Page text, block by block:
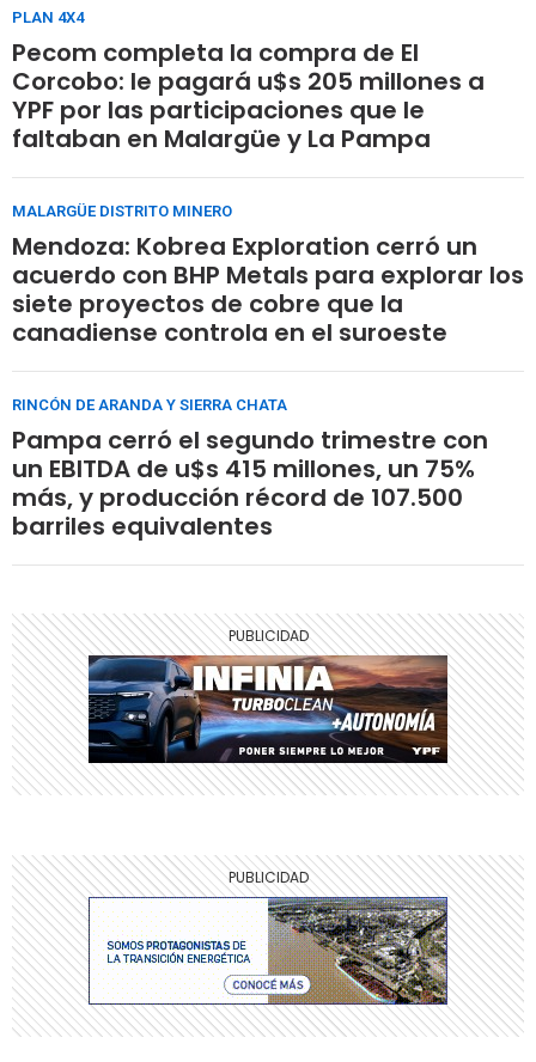
PLAN 4X4
Pecom completa la compra de El
Corcobo: le pagará u$s 205 millones a
YPF por las participaciones que le
faltaban en Malargüe y La Pampa
MALARGÜE DISTRITO MINERO
Mendoza: Kobrea Exploration cerró un
acuerdo con BHP Metals para explorar los
siete proyectos de cobre que la
canadiense controla en el suroeste
RINCÓN DE ARANDA Y SIERRA CHATA
Pampa cerró el segundo trimestre con
un EBITDA de u$s 415 millones, un 75%
más, y producción récord de 107.500
barriles equivalentes